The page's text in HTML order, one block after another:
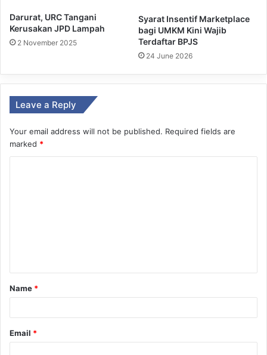
Darurat, URC Tangani
Kerusakan JPD Lampah
2 November 2025
Syarat Insentif Marketplace
bagi UMKM Kini Wajib
Terdaftar BPJS
24 June 2026
Leave a Reply
Your email address will not be published. Required fields are
marked *
t
*
Name *
Email *